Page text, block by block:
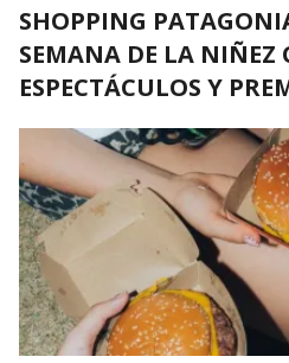
SHOPPING
SEMANA DE LA NIÑEZ
ESPECTÁCULOS Y